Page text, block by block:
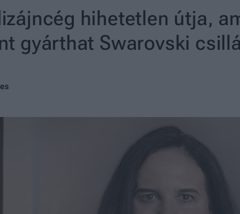
hihetetlen útja,
gyárthat Swarovski